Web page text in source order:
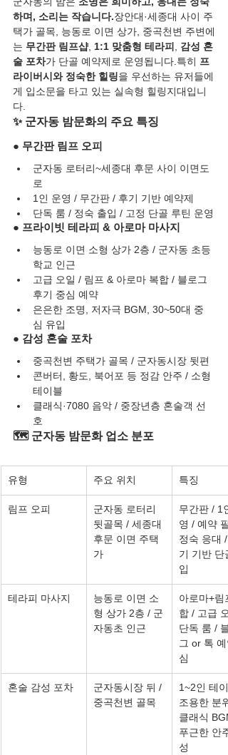
하며, 소리는 작습니다.장안대·세종대 사이 주
택가 골목, 능동로 이면 상가, 중곡천변 주변에
는 무간판 림프샵, 1:1 맞춤형 테라피 , 감성 혼
술 포차가 단골 예약제로 운영됩니다.특히 프
라이버시와 정숙한 힐링을 우선하는 유저들에
게 입소문을 타고 있는 실속형 힐링지대입니
다.
✨ 군자동 밤문화의 주요 특징
● 무간판 림프 오피
군자동 로터리~세종대 후문 사이 이면도
로
1인 운영 / 무간판 / 후기 기반 예약제
단독 룸 / 정숙 출입 / 고정 단골 루틴 운영
● 프라이빗 테라피 & 아로마 마사지
능동로 이면 소형 상가 2층 / 군자동 초등
학교 인근
고급 오일 / 림프 & 아로마 복합 / 블로그
후기 중심 예약
은은한 조명, 저자극 BGM, 30~50대 중
심 유입
● 감성 혼술 포차
중곡천변 주택가 골목 / 군자동시장 뒷편
콘버터, 황도, 북어포 등 정감 안주 / 소형
테이블
클래식·7080 음악 / 중장년층 혼술객 선
호
🗺️ 군자동 밤문화 업소 분포
유형 주요 위치 특징
림프 오피
군자동 로터리
뒷골목 / 세종대
후문 이면 주택
가
무간판 / 1
영 / 예약
정숙 응대 /
기 기반 단
입
테라피 마사지
능동로 이면 소
형 상가 2층 / 군
자동초 인근
아로마+림
합 / 고급
단독 룸 / 블
그 or 톡 예
심
혼술 감성 포차
군자동시장 뒤 /
중곡천변 골목
1~2인 테
조용한 분
클래식
푸근한 안
성